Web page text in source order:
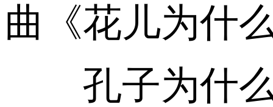
曲《花儿为什
孔子为什么